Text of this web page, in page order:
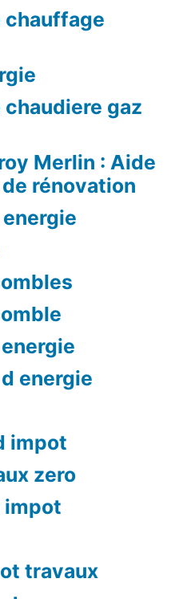
chauffage
gaz
Merlin : Aide
rénovation
energie
impot
zero
impot
travaux